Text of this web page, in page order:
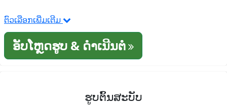
ຕົວເລືອກເພີ່ມເຕີມ
ອັບໂຫຼດຮູບ & ດໍາເນີນຕໍ່
ຮູບຕົ້ນສະບັບ